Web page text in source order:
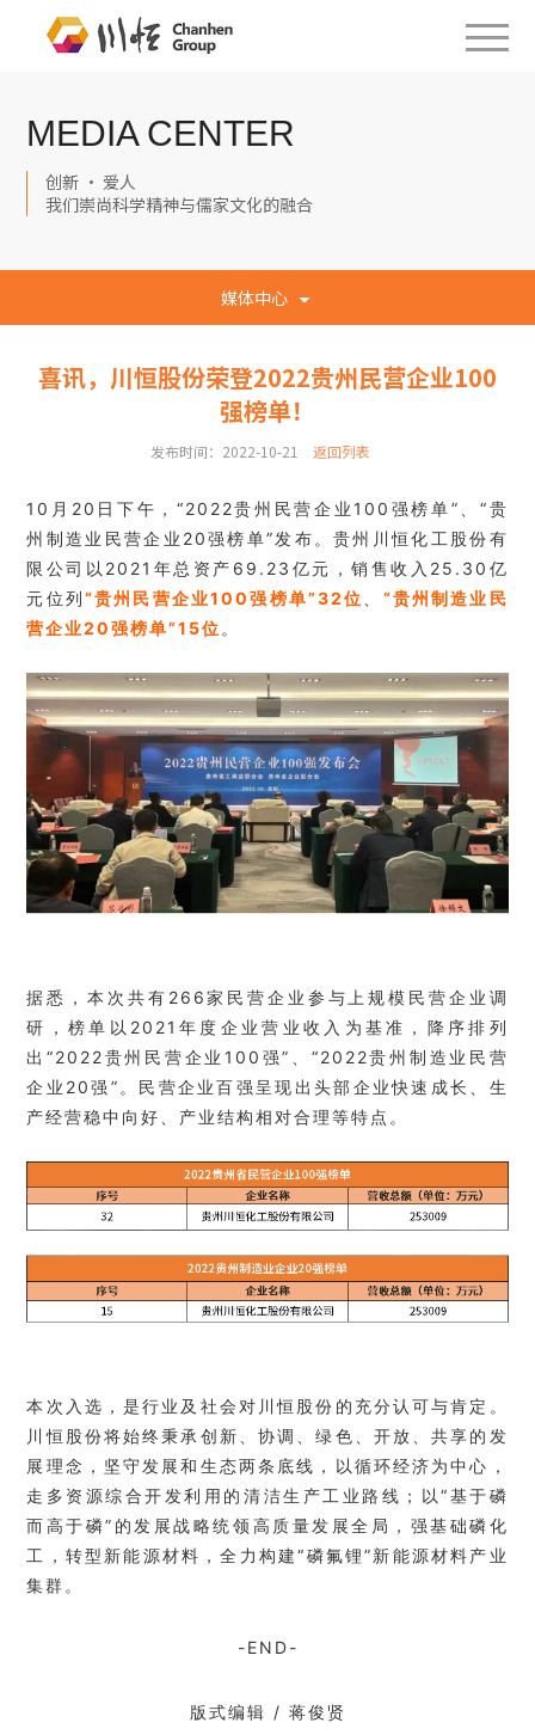
MEDIA CENTER
创新 · 爱人
我们崇尚科学精神与儒家文化的融合
媒体中心
喜讯，川恒股份荣登2022贵州民营企业100
强榜单！
发布时间：2022-10-21 返回列表
10月20日下午，“2022贵州民营企业100强榜单”、“贵
州制造业民营企业20强榜单”发布。贵州川恒化工股份有
限公司以2021年总资产69.23亿元，销售收入25.30亿
元位列“贵州民营企业100强榜单”32位
“贵州制造业民
营企业20强榜单”15位 。
据悉，本次共有266家民营企业参与上规模民营企业调
研，榜单以2021年度企业营业收入为基准，降序排列
出“2022贵州民营企业100强”、“2022贵州制造业民营
企业20强”。民营企业百强呈现出 头部企业快速成长、生
产经营稳中向好、产业结构相对合理等特点。
本次入选，是行业及社会对川恒 股份的充分认可与肯定。
川恒股份将始终秉承创新、协调、绿色、开放、共享的发
展理念，坚守发展和生态两条底线，以循环经济为中心，
走多资源综合开发利用的清洁生产工业路线； 以“基于磷
而高于磷”的发展战略统领高质量发展全局，强基础磷化
工，转型新能源材料，全力构建“磷氟锂”新能源材料产业
集群。
-END-
版式编辑 / 蒋俊贤